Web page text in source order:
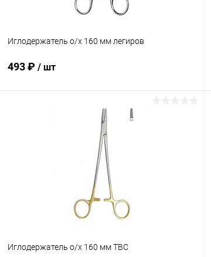
Иглодержатель о/х 160 мм легиров
493 ₽ / шт
В корзину
Иглодержатель о/х 160 мм ТВС